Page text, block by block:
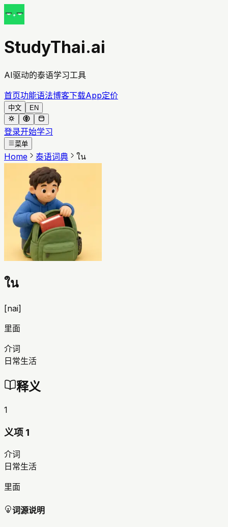
StudyThai.ai
AI驱动的泰语学习工具
首页功能语法博客下载App定价
中文 EN
登录开始学习
菜单
Home 泰语词典 ใน
ใน
[nai]
里面
介词
日常生活
释义
1
义项 1
介词
日常生活
里面
词源说明